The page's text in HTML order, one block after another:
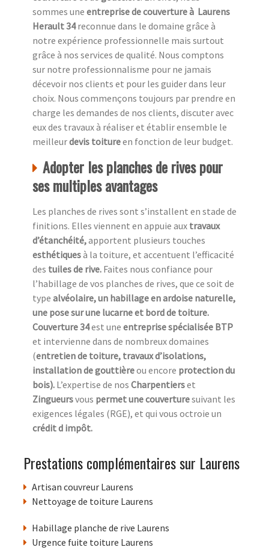
sommes une entreprise de couverture à Laurens
Herault 34reconnue dans le domaine grâce à
notre expérience professionnelle mais surtout
grâce à nos services de qualité. Nous comptons
sur notre professionnalisme pour ne jamais
décevoir nos clients et pour les guider dans leur
choix. Nous commençons toujours par prendre en
charge les demandes de nos clients, discuter avec
eux des travaux à réaliser et établir ensemble le
meilleurdevis toitureen fonction de leur budget.
Adopter les planches de rives pour
ses multiples avantages
Les planches de rives sont s’installent en stade de
finitions. Elles viennent en appuie aux travaux
d’étanchéité,apportent plusieurs touches
esthétiquesà la toiture, et accentuent l’efficacité
des tuiles de rive. Faites nous confiance pour
l’habillage de vos planches de rives, que ce soit de
type alvéolaire, un habillage en ardoise naturelle,
une pose sur une lucarne et bord de toiture.
Couverture 34est une entreprise spécialisée BTP
et intervienne dans de nombreux domaines
(entretien de toiture, travaux d’isolations,
installation de gouttièreou encore protection du
bois). L’expertise de nos Charpentierset
Zingueursvous permet une couverturesuivant les
exigences légales (RGE), et qui vous octroie un
crédit d impôt.
Prestations complémentaires sur Laurens
Artisan couvreur Laurens
Nettoyage de toiture Laurens
Habillage planche de rive Laurens
Urgence fuite toiture Laurens